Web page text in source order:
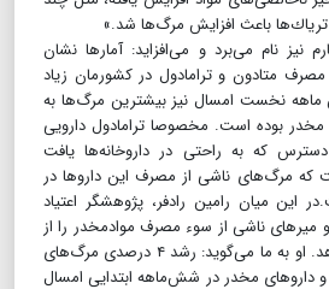
باعث افزایش مرگ‌ها شد.»
نیز نام می‌برد و می‌افزاید: آمارها نشان
متادون و ترامادول در کشورمان زیاد
نخست امسال نیز بیشترین مرگ‌ها به
بوده است. مخصوصا ترامادول دارویی
که به راحتی در داروخانه‌ها یافت
مرگ‌های ناشی از مصرف این داروها در
این میان رامین رادفر،‌ پژوهشگر اعتیاد
مرگ و میرهای ناشی از سوء مصرف موادمخدر را از
زاویه‌ای دیگر توضیح می‌دهد. او به ما می‌گوید: رشد ۴ درصدی مرگ‌های
داروهای مخدر در شش‌ماهه ابتدایی امسال